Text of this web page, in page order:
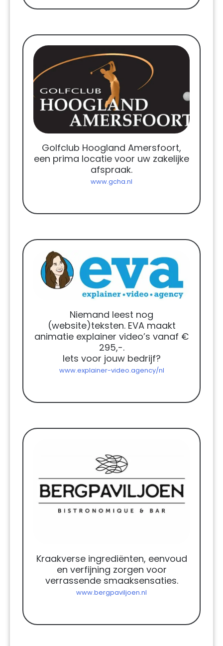
Golfclub Hoogland Amersfoort,
een prima locatie voor uw zakelijke
afspraak.
www.gcha.nl
Niemand leest nog
(website)teksten. EVA maakt
animatie explainer video’s vanaf €
295,-.
Iets voor jouw bedrijf?
www.explainer-video.agency/nl
Kraakverse ingrediënten, eenvoud
en verfijning zorgen voor
verrassende smaaksensaties.
www.bergpaviljoen.nl